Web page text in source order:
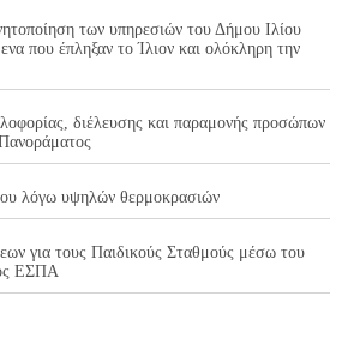
των υπηρεσιών του Δήμου Ιλίου
που έπληξαν το Ίλιον και ολόκληρη την
διέλευσης και παραμονής προσώπων
λόγω υψηλών θερμοκρασιών
για τους Παιδικούς Σταθμούς μέσω του
ΕΣΠΑ